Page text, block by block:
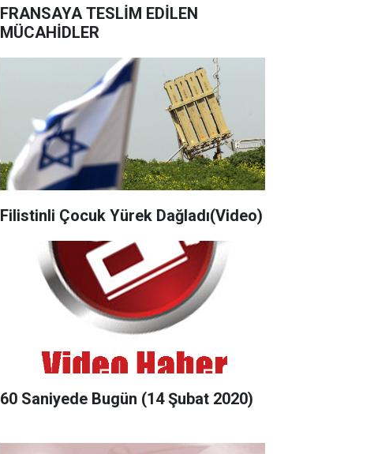
FRANSAYA TESLİM EDİLEN
MÜCAHİDLER
Filistinli Çocuk Yürek Dağladı(Video)
60 Saniyede Bugün (14 Şubat 2020)